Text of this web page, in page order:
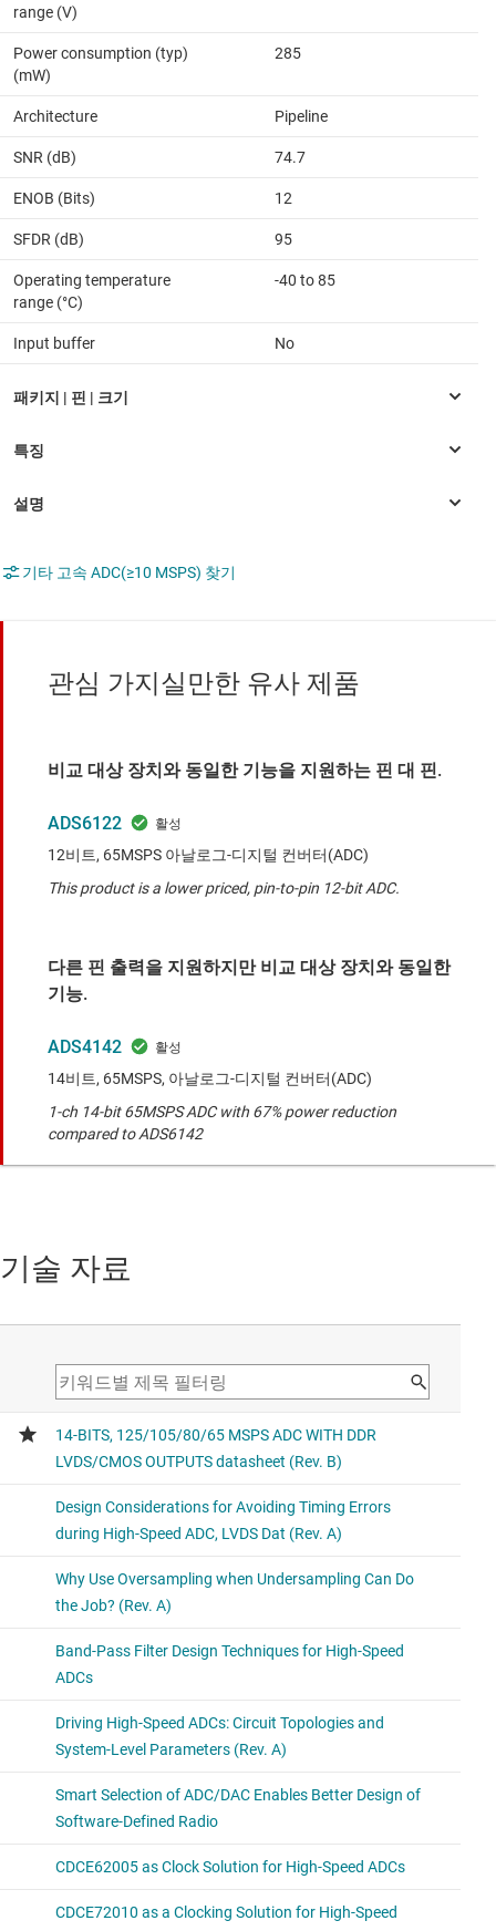
range (V)
Power consumption (typ)
(mW)
285
Architecture Pipeline
SNR (dB) 74.7
ENOB (Bits) 12
SFDR (dB) 95
Operating temperature
range (°C)
-40 to 85
Input buffer No
기타 고속 ADC(≥10 MSPS) 찾기
관심 가지실만한 유사 제품
비교 대상 장치와 동일한 기능을 지원하는 핀 대 핀.
ADS6122
12비트, 65MSPS 아날로그-디지털 컨버터(ADC)
This product is a lower priced, pin-to-pin 12-bit ADC.
다른 핀 출력을 지원하지만 비교 대상 장치와 동일한
기능.
ADS4142
14비트, 65MSPS, 아날로그-디지털 컨버터(ADC)
1-ch 14-bit 65MSPS ADC with 67% power reduction
compared to ADS6142
기술 자료